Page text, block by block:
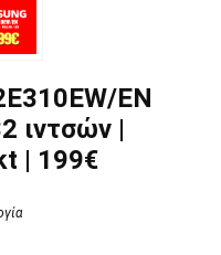
EN
ιντσών |
| 199€